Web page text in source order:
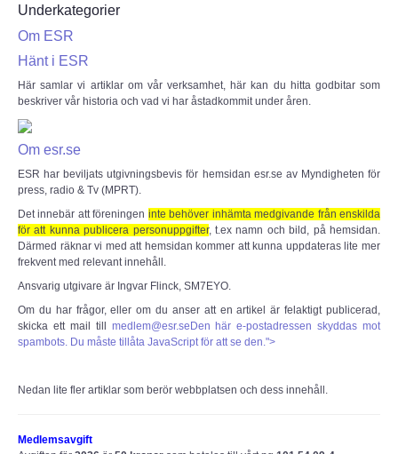
Myter inom amatörradion
RA200
Radioutrustning
Tillbehör
Wireless Set No.19
Övrigt
Utbildning - Telegrafi
Underkategorier
Om ESR
Hänt i ESR
Här samlar vi artiklar om vår verksamhet, här kan du hitta godbitar som
beskriver vår historia och vad vi har åstadkommit under åren.
Om esr.se
ESR har beviljats utgivningsbevis för hemsidan esr.se av Myndigheten för
press, radio & Tv (MPRT).
Det innebär att föreningen inte behöver inhämta medgivande från enskilda
för att kunna publicera personuppgifter, t.ex namn och bild, på hemsidan.
Därmed räknar vi med att hemsidan kommer att kunna uppdateras lite mer
frekvent med relevant innehåll.
Ansvarig utgivare är Ingvar Flinck, SM7EYO.
Om du har frågor, eller om du anser att en artikel är felaktigt publicerad,
skicka ett mail till medlem@esr.se Den här e-postadressen skyddas mot
spambots. Du måste tillåta JavaScript för att se den.">
Nedan lite fler artiklar som berör webbplatsen och dess innehåll.
Medlemsavgift